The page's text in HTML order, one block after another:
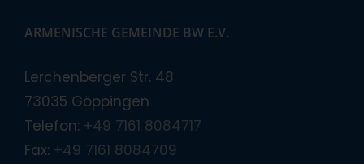
ARMENISCHE GEMEINDE BW E.V.
Lerchenberger Str. 48
73035 Göppingen
Telefon: +49 7161 8084717
Fax: +49 7161 8084709